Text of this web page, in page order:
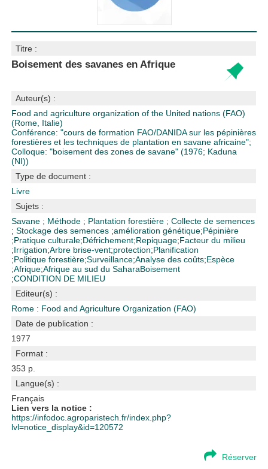
Titre :
Boisement des savanes en Afrique
Auteur(s) :
Food and agriculture organization of the United nations (FAO)
(Rome, Italie)
Conférence: "cours de formation FAO/DANIDA sur les pépinières
forestières et les techniques de plantation en savane africaine";
Colloque: "boisement des zones de savane" (1976; Kaduna
(NI))
Type de document :
Livre
Sujets :
Savane ; Méthode ; Plantation forestière ;Collecte de semences
;Stockage des semences ;amélioration génétique;Pépinière
;Pratique culturale;Défrichement;Repiquage;Facteur du milieu
;Irrigation;Arbre brise-vent;protection;Planification
;Politique forestière;Surveillance;Analyse des coûts;Espèce
;Afrique;Afrique au sud du SaharaBoisement
;CONDITION DE MILIEU
Editeur(s) :
Rome : Food and Agriculture Organization (FAO)
Date de publication :
1977
Format :
353 p.
Langue(s) :
Français
Lien vers la notice :
https://infodoc.agroparistech.fr/index.php?
lvl=notice_display&id=120572
Réserver